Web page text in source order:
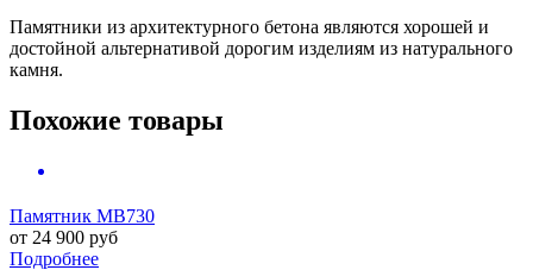
Памятники из архитектурного бетона являются хорошей и
достойной альтернативой дорогим изделиям из натурального
камня.
Похожие товары
Памятник MB730
от 24 900 руб
Подробнее